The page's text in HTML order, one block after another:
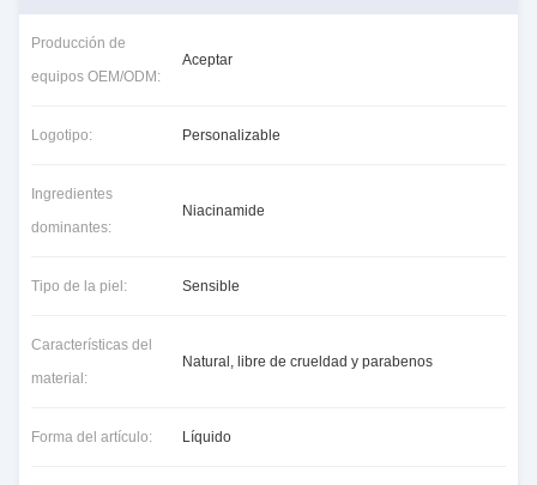
Producción de
equipos OEM/ODM:
Aceptar
Logotipo: Personalizable
Ingredientes
dominantes:
Niacinamide
Tipo de la piel: Sensible
Características del
material:
Natural, libre de crueldad y parabenos
Forma del artículo: Líquido